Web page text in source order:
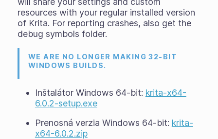
resources with your regular installed version
of Krita. For reporting crashes, also get the
debug symbols folder.
WE ARE NO LONGER MAKING 32-BIT
WINDOWS BUILDS.
Inštalátor Windows 64-bit: krita-x64-
6.0.2-setup.exe
Prenosná verzia Windows 64-bit: krita-
x64-6.0.2.zip